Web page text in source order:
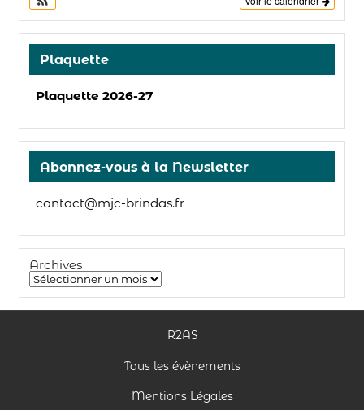
Plaquette
Plaquette 2026-27
Abonnez-vous à la Newsletter
contact@mjc-brindas.fr
Archives
R2AS
Tous les évènements
Mentions Légales